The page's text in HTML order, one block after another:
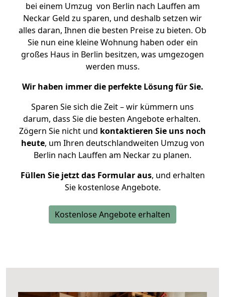
bei einem Umzug von Berlin nach Lauffen am
Neckar Geld zu sparen, und deshalb setzen wir
alles daran, Ihnen die besten Preise zu bieten. Ob
Sie nun eine kleine Wohnung haben oder ein
großes Haus in Berlin besitzen, was umgezogen
werden muss.
Wir haben immer die perfekte Lösung für Sie.
Sparen Sie sich die Zeit – wir kümmern uns
darum, dass Sie die besten Angebote erhalten.
Zögern Sie nicht und kontaktieren Sie uns noch
heute, um Ihren deutschlandweiten Umzug von
Berlin nach Lauffen am Neckar zu planen.
Füllen Sie jetzt das Formular aus, und erhalten
Sie kostenlose Angebote.
Kostenlose Angebote erhalten